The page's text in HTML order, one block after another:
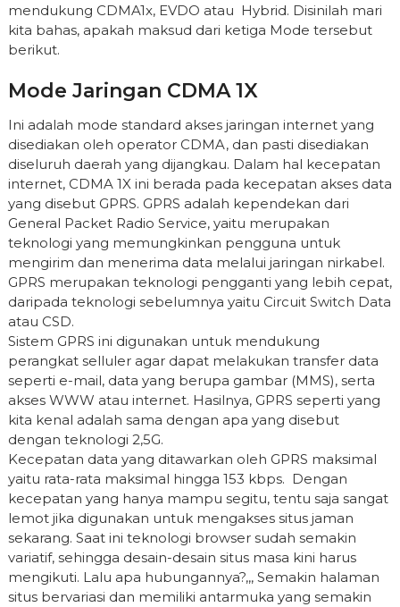
mendukung CDMA1x, EVDO atau Hybrid. Disinilah mari
kita bahas, apakah maksud dari ketiga Mode tersebut
berikut.
Mode Jaringan CDMA 1X
Ini adalah mode standard akses jaringan internet yang
disediakan oleh operator CDMA, dan pasti disediakan
diseluruh daerah yang dijangkau. Dalam hal kecepatan
internet, CDMA 1X ini berada pada kecepatan akses data
yang disebut GPRS. GPRS adalah kependekan dari
General Packet Radio Service, yaitu merupakan
teknologi yang memungkinkan pengguna untuk
mengirim dan menerima data melalui jaringan nirkabel.
GPRS merupakan teknologi pengganti yang lebih cepat,
daripada teknologi sebelumnya yaitu Circuit Switch Data
atau CSD.
Sistem GPRS ini digunakan untuk mendukung
perangkat selluler agar dapat melakukan transfer data
seperti e-mail, data yang berupa gambar (MMS), serta
akses WWW atau internet. Hasilnya, GPRS seperti yang
kita kenal adalah sama dengan apa yang disebut
dengan teknologi 2,5G.
Kecepatan data yang ditawarkan oleh GPRS maksimal
yaitu rata-rata maksimal hingga 153 kbps. Dengan
kecepatan yang hanya mampu segitu, tentu saja sangat
lemot jika digunakan untuk mengakses situs jaman
sekarang. Saat ini teknologi browser sudah semakin
variatif, sehingga desain-desain situs masa kini harus
mengikuti. Lalu apa hubungannya?,,, Semakin halaman
situs bervariasi dan memiliki antarmuka yang semakin